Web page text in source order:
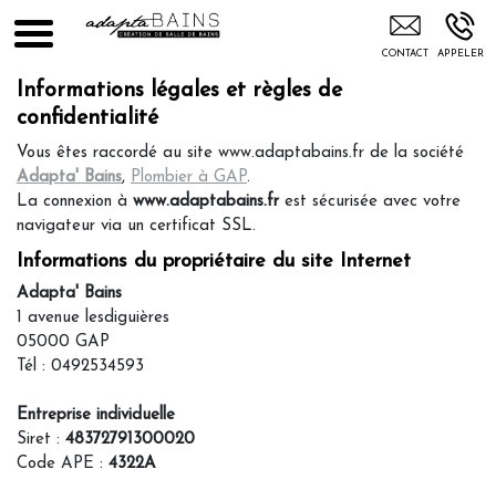
Informations légales et règles de
confidentialité
Vous êtes raccordé au site www.adaptabains.fr de la société
Adapta' Bains, Plombier à GAP.
La connexion à www.adaptabains.frest sécurisée avec votre
navigateur via un certificat SSL.
Informations du propriétaire du site Internet
Adapta' Bains
1 avenue lesdiguières
05000 GAP
Tél : 0492534593
Entreprise individuelle
Siret : 48372791300020
Code APE : 4322A